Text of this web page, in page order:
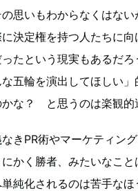
思いもわからなくはな
決定権を持つ人たちに
たという現実もあるだろ
五輪を演出してほしい
な？ と思うのは楽観的
きPR術やマーケティン
かく勝者、みたいなこ
純化されるのは苦手な